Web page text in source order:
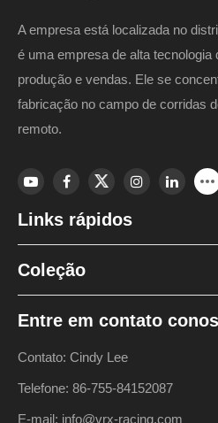
A empresa está localizada no
é uma empresa de alta tecnologia
produção e vendas. Ele se
fabricação no campo de corridas
remoto.
Links rápidos
Coleção
Entre em contato
Contato: Cindy Lee
Telefone: 86-755-84152087
E-mail: info@vrx-racing.com